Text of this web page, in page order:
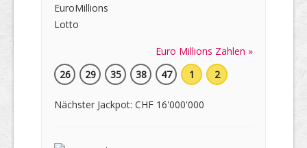
Euro Millions Zahlen »
26
29 35 38 47 1 2
Nächster Jackpot: CHF 16'000'000